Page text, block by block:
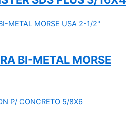
BI-METAL MORSE